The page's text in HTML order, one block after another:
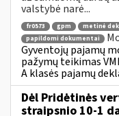
valstybė narė...
fr0573 gpm metinė
papildomi dokumentai
Gyventojų pajamų
pažymų teikimas
A klasės pajamų
Dėl Pridėtinės
straipsnio 10-1